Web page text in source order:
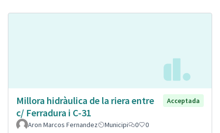
Millora hidràulica de la riera entre
c/ Ferradura i C-31
Acceptada
Aron Marcos Fernandez Municipi 0 0